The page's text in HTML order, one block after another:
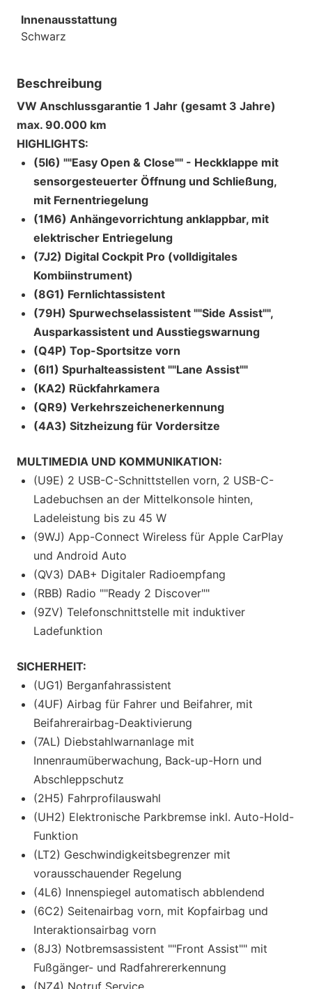
Innenausstattung
Schwarz
Beschreibung
VW Anschlussgarantie 1 Jahr (gesamt 3 Jahre)
max. 90.000 km
HIGHLIGHTS:
(5I6) ""Easy Open & Close"" - Heckklappe mit
sensorgesteuerter Öffnung und Schließung,
mit Fernentriegelung
(1M6) Anhängevorrichtung anklappbar, mit
elektrischer Entriegelung
(7J2) Digital Cockpit Pro (volldigitales
Kombiinstrument)
(8G1) Fernlichtassistent
(79H) Spurwechselassistent ""Side Assist"",
Ausparkassistent und Ausstiegswarnung
(Q4P) Top-Sportsitze vorn
(6I1) Spurhalteassistent ""Lane Assist""
(KA2) Rückfahrkamera
(QR9) Verkehrszeichenerkennung
(4A3) Sitzheizung für Vordersitze
MULTIMEDIA UND KOMMUNIKATION:
(U9E) 2 USB-C-Schnittstellen vorn, 2 USB-C-
Ladebuchsen an der Mittelkonsole hinten,
Ladeleistung bis zu 45 W
(9WJ) App-Connect Wireless für Apple CarPlay
und Android Auto
(QV3) DAB+ Digitaler Radioempfang
(RBB) Radio ""Ready 2 Discover""
(9ZV) Telefonschnittstelle mit induktiver
Ladefunktion
SICHERHEIT:
(UG1) Berganfahrassistent
(4UF) Airbag für Fahrer und Beifahrer, mit
Beifahrerairbag-Deaktivierung
(7AL) Diebstahlwarnanlage mit
Innenraumüberwachung, Back-up-Horn und
Abschleppschutz
(2H5) Fahrprofilauswahl
(UH2) Elektronische Parkbremse inkl. Auto-Hold-
Funktion
(LT2) Geschwindigkeitsbegrenzer mit
vorausschauender Regelung
(4L6) Innenspiegel automatisch abblendend
(6C2) Seitenairbag vorn, mit Kopfairbag und
Interaktionsairbag vorn
(8J3) Notbremsassistent ""Front Assist"" mit
Fußgänger- und Radfahrererkennung
(NZ4) Notruf Service